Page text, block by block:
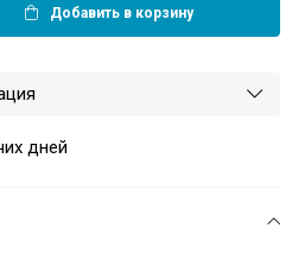
Добавить в корзину
дней